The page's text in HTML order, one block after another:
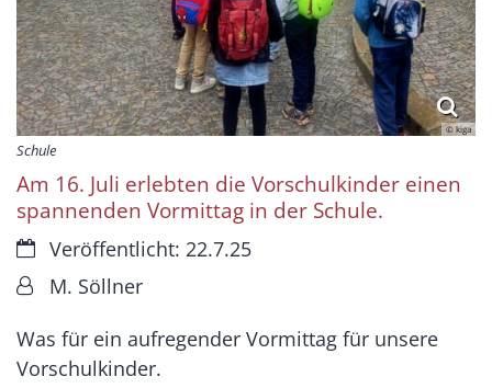
© kiga
Schule
Am 16. Juli erlebten die Vorschulkinder einen
spannenden Vormittag in der Schule.
Datum:Veröffentlicht: 22.7.25
Von:M. Söllner
Was für ein aufregender Vormittag für unsere
Vorschulkinder.